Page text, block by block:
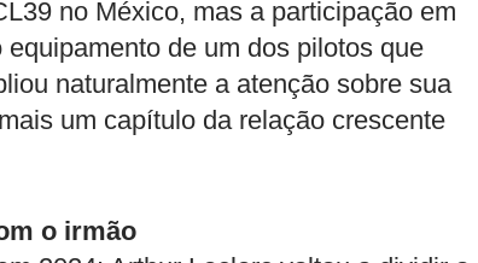
no México, mas a participação em
de um dos pilotos que
naturalmente a atenção sobre sua
um capítulo da relação crescente
o irmão